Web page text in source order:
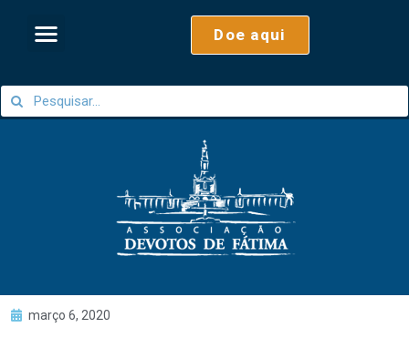
Doe aqui
março 6, 2020